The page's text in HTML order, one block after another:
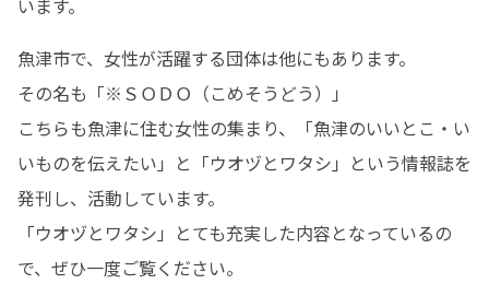
います。
魚津市で、女性が活躍する団体は他にもあります。
その名も「※ＳＯＤＯ（こめそうどう）」
こちらも魚津に住む女性の集まり、「魚津のいいとこ・い
いものを伝えたい」と「ウオヅとワタシ」という情報誌を
発刊し、活動しています。
「ウオヅとワタシ」とても充実した内容となっているの
で、ぜひ一度ご覧ください。